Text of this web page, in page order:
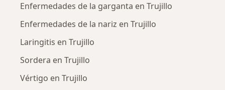
Enfermedades de la garganta en Trujillo
Enfermedades de la nariz en Trujillo
Laringitis en Trujillo
Sordera en Trujillo
Vértigo en Trujillo